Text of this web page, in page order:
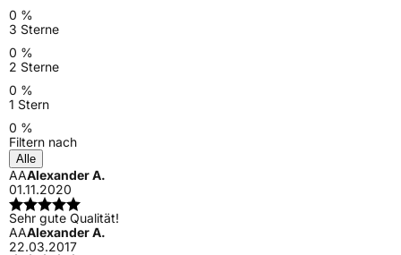
0 %
3 Sterne
0 %
2 Sterne
0 %
1 Stern
0 %
Filtern nach
Alle
AAAlexander A.
01.11.2020
Sehr gute Qualität!
AAAlexander A.
22.03.2017